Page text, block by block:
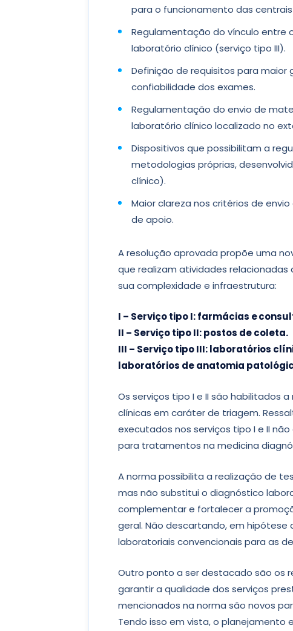
para o funcionamento das
Regulamentação do vínculo entre
laboratório clínico (serviço tipo III).
Definição de requisitos para
confiabilidade dos exames.
Regulamentação do envio de
laboratório clínico localizado no
Dispositivos que possibilitam a
metodologias próprias,
clínico).
Maior clareza nos critérios de
de apoio.
A resolução aprovada propõe uma
que realizam atividades relacionadas
sua complexidade e infraestrutura:
I – Serviço tipo I: farmácias e
II – Serviço tipo II: postos de coleta.
III – Serviço tipo III: laboratórios
laboratórios de anatomia
Os serviços tipo I e II são habilitados
clínicas em caráter de triagem.
executados nos serviços tipo I e II
para tratamentos na medicina
A norma possibilita a realização de
mas não substitui o diagnóstico
complementar e fortalecer a
geral. Não descartando, em
laboratoriais convencionais para as
Outro ponto a ser destacado são os
garantir a qualidade dos serviços
mencionados na norma são novos
Tendo isso em vista, o planejamento